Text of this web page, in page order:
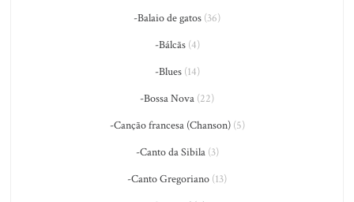
-Balaio de gatos (36)
-Bálcãs(4)
-Blues(14)
-Bossa Nova (22)
-Canção francesa (Chanson)(5)
-Canto da Sibila(3)
-Canto Gregoriano (13)